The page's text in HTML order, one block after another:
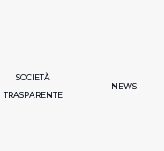
SOCIETÀ
TRASPARENTE
NEWS